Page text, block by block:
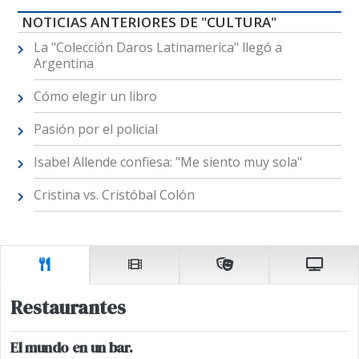
NOTICIAS ANTERIORES DE "CULTURA"
La "Colección Daros Latinamerica" llegó a
Argentina
Cómo elegir un libro
Pasión por el policial
Isabel Allende confiesa: "Me siento muy sola"
Cristina vs. Cristóbal Colón
Restaurantes
El mundo en un bar.